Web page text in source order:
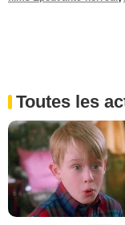
Toutes les